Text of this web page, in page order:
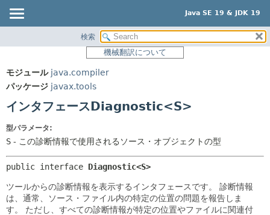
Java SE 19 & JDK 19
パッケージ
使用
ツリー
新規
非推奨
索引
サマリー:
ネスト済
メソッド
詳細:
メソッド
検索
機械翻訳について
モジュール java.compiler
パッケージ javax.tools
インタフェースDiagnostic<S>
型パラメータ:
S - この診断情報で使用されるソース・オブジェクトの型
public interface Diagnostic<S>
ツールからの診断情報を表示するインタフェースです。
診断情報
は、通常、ソース・ファイル内の特定の位置の問題を報告しま
す。
ただし、すべての診断情報が特定の位置やファイルに関連付